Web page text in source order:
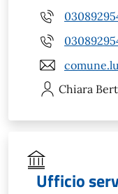
Chiara
Ufficio